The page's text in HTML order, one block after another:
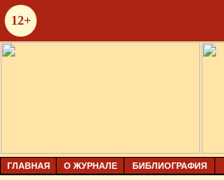
12+
ГЛАВНАЯ О ЖУРНАЛЕ БИБЛИОГРАФИЯ